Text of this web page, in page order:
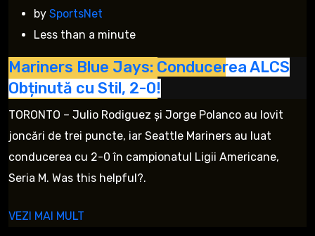
by SportsNet
Less than a minute
Mariners Blue Jays: Conducerea ALCS
Obținută cu Stil, 2-0!
TORONTO – Julio Rodiguez și Jorge Polanco au lovit
joncări de trei puncte, iar Seattle Mariners au luat
conducerea cu 2-0 în campionatul Ligii Americane,
Seria M. Was this helpful?.
VEZI MAI MULT